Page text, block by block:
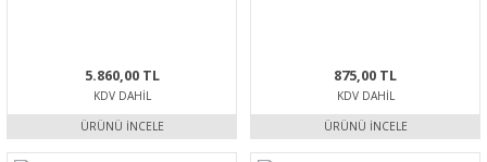
5.860,00 TL
KDV DAHIL
ÜRÜNÜ İNCELE
875,00 TL
KDV DAHIL
ÜRÜNÜ İNCELE